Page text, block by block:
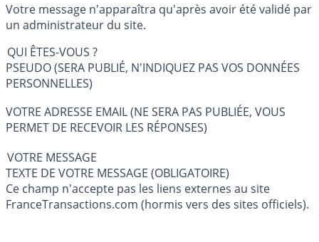
Votre message n'apparaîtra qu'après avoir été validé par
un administrateur du site.
QUI ÊTES-VOUS ?
PSEUDO (SERA PUBLIÉ, N'INDIQUEZ PAS VOS DONNÉES
PERSONNELLES)
VOTRE ADRESSE EMAIL (NE SERA PAS PUBLIÉE, VOUS
PERMET DE RECEVOIR LES RÉPONSES)
VOTRE MESSAGE
TEXTE DE VOTRE MESSAGE (OBLIGATOIRE)
Ce champ n'accepte pas les liens externes au site
FranceTransactions.com (hormis vers des sites officiels).